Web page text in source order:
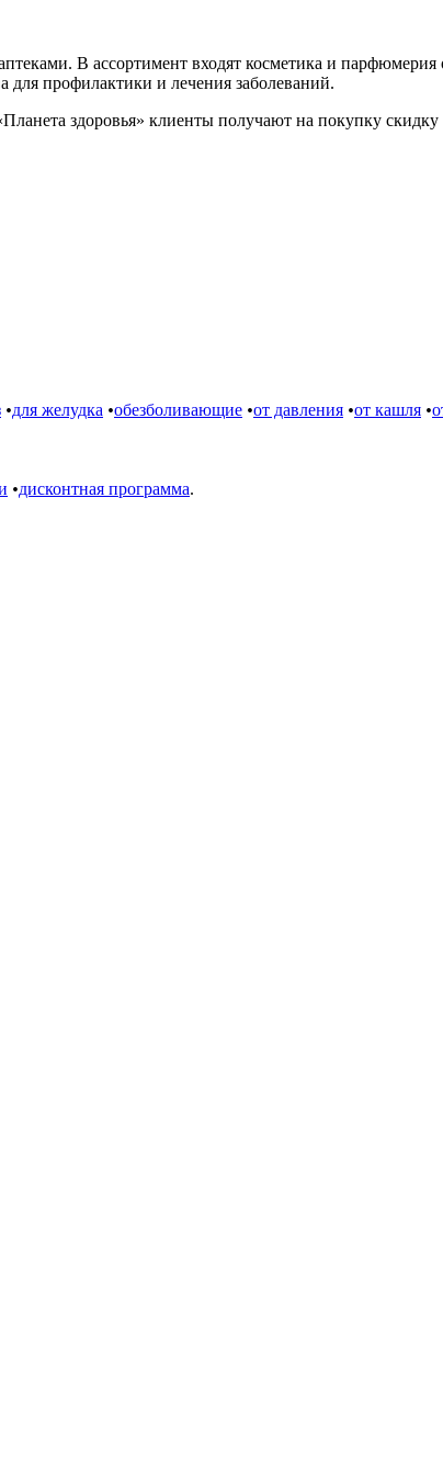
В ассортимент входят косметика и
для профилактики и лечения заболеваний.
здоровья» клиенты получают на покупку скидку
•для желудка •обезболивающие •от давления •от кашля •
•дисконтная программа.